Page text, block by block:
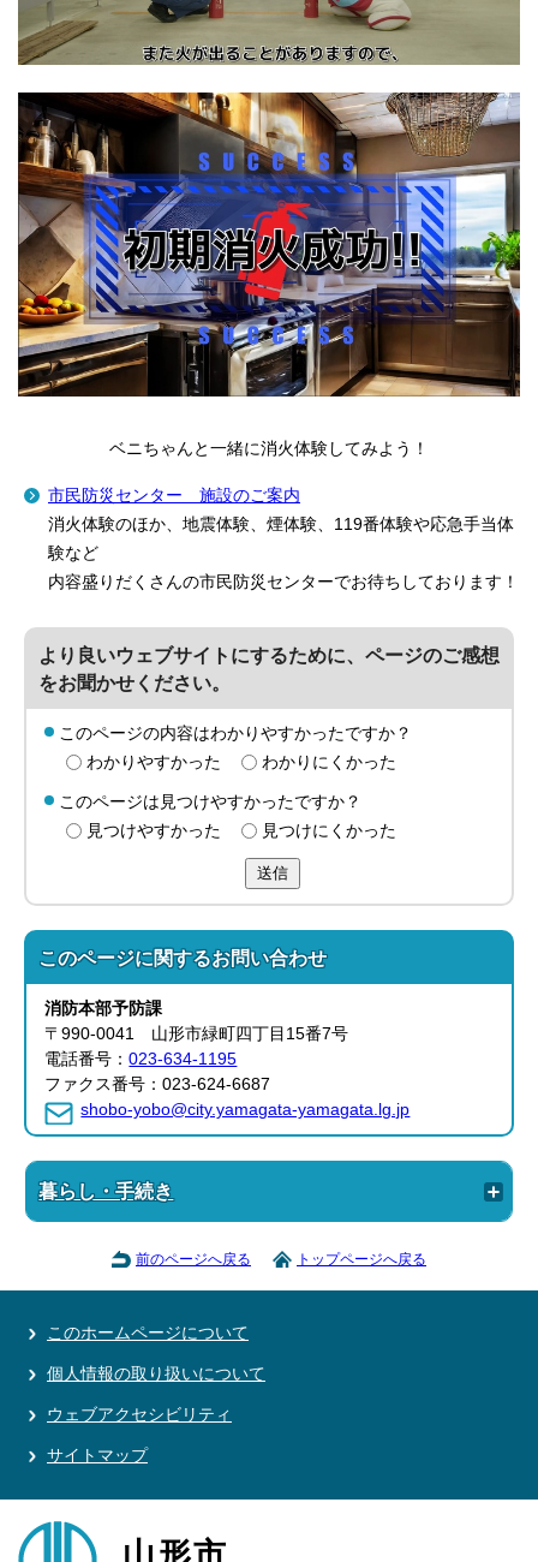
ベニちゃんと一緒に消火体験してみよう！
市民防災センター 施設のご案内
消火体験のほか、地震体験、煙体験、119番体験や応急手当体
験など
内容盛りだくさんの市民防災センターでお待ちしております！
より良いウェブサイトにするために、ページのご感想
をお聞かせください。
このページの内容はわかりやすかったですか？
わかりやすかった
わかりにくかった
このページは見つけやすかったですか？
見つけやすかった
見つけにくかった
送信
このページに関するお問い合わせ
消防本部予防課
〒990-0041 山形市緑町四丁目15番7号
電話番号：023-634-1195
ファクス番号：023-624-6687
shobo-yobo@city.yamagata-yamagata.lg.jp
暮らし・手続き
前のページへ戻る トップページへ戻る
このホームページについて
個人情報の取り扱いについて
ウェブアクセシビリティ
サイトマップ
山形市